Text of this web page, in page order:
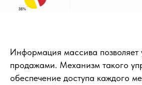
Информация массива позволяет
продажами. Механизм такого
обеспечение доступа каждого